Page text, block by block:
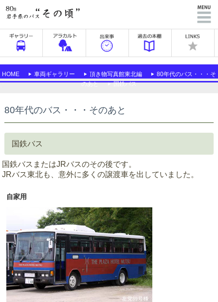
HOME 車両ギャラリー 頂き物写真館東北編
80年代のバス・・・そ
のあと
国鉄バス
80年代のバス・・・そのあと
国鉄バス
国鉄バスまたはJRバスのその後です。
JRバス東北も、意外に多くの譲渡車を出していました。
自家用